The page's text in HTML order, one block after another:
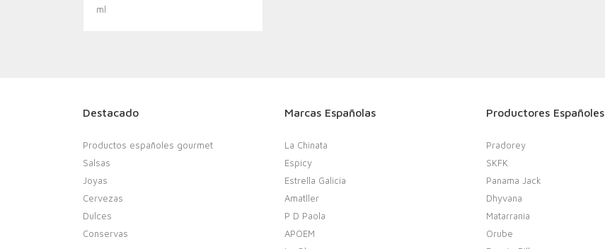
Destacado
Productos españoles gourmet
Salsas
Joyas
Cervezas
Dulces
Conservas
Marcas Españolas
La Chinata
Espicy
Estrella Galicia
Amatller
P D Paola
APOEM
Productores Españoles
Pradorey
SKFK
Panama Jack
Dhyvana
Matarrania
Orube